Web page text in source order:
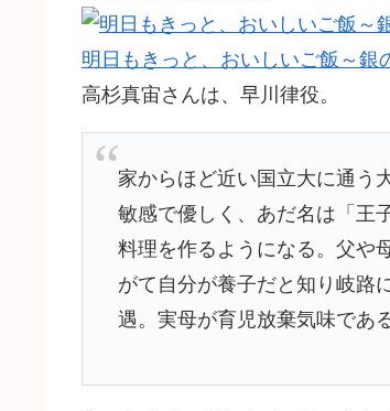
明日もきっと、おいしいご飯～銀
高杉真宙さんは、早川律役。
家からほど近い国立大に通う
敏感で優しく、あだ名は「王
料理を作るようになる。父や
がて自分が養子だと知り岐路
遇。実母が育児放棄気味であ